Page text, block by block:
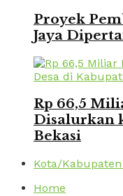
Proyek
Jaya
Rp 66,5
Disalurkan
Bekasi
Kota/
Home